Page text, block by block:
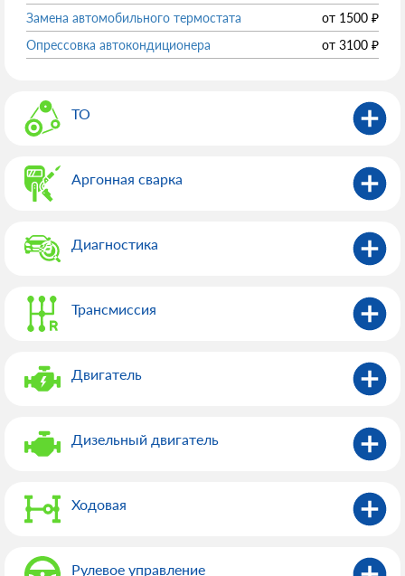
Замена автомобильного термостата
от 1500 ₽
Опрессовка автокондиционера
от 3100 ₽
ТО
Аргонная сварка
Диагностика
Трансмиссия
Двигатель
Дизельный двигатель
Ходовая
Рулевое управление